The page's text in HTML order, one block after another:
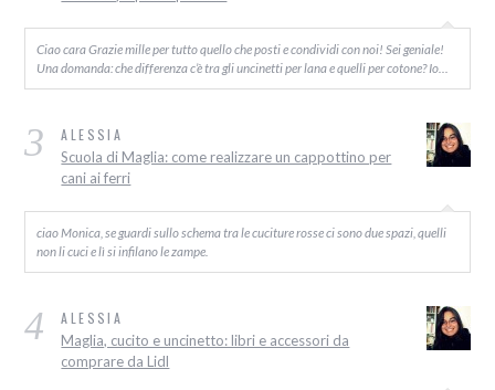
Ciao cara Grazie mille per tutto quello che posti e condividi con noi! Sei geniale!
Una domanda: che differenza c’è tra gli uncinetti per lana e quelli per cotone? Io…
3 ALESSIA
Scuola di Maglia: come realizzare un cappottino per
cani ai ferri
ciao Monica, se guardi sullo schema tra le cuciture rosse ci sono due spazi, quelli
non li cuci e lì si infilano le zampe.
4 ALESSIA
Maglia, cucito e uncinetto: libri e accessori da
comprare da Lidl